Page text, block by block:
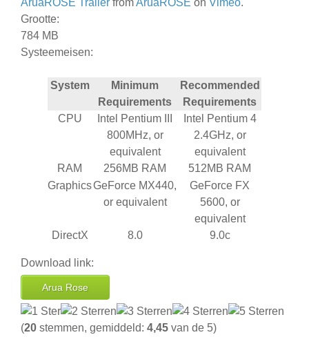
AruaROSE Trailer fromAruaROSE on Vimeo.
Grootte:
784 MB
Systeemeisen:
System
Minimum
Requirements
Recommended
Requirements
CPU
Intel Pentium III
800MHz, or
equivalent
Intel Pentium 4
2.4GHz, or
equivalent
RAM
256MB RAM
512MB RAM
GraphicsGeForce MX440,
or equivalent
GeForce FX
5600, or
equivalent
DirectX
8.0 9.0c
Download link:
Arua Rose
(20 stemmen, gemiddeld: 4,45 van de 5)